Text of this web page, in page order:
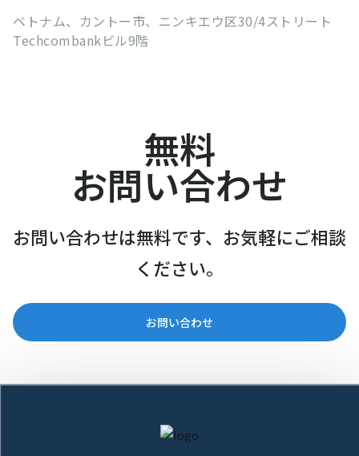
ベトナム、カントー市、ニンキエウ区30/4ストリート
Techcombankビル9階
無料
お問い合わせ
お問い合わせは無料です、お気軽にご相談
ください。
お問い合わせ